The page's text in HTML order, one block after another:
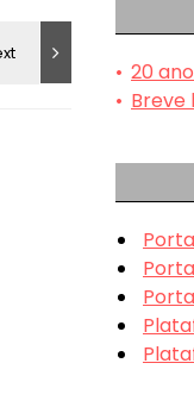
• 20
• Breve